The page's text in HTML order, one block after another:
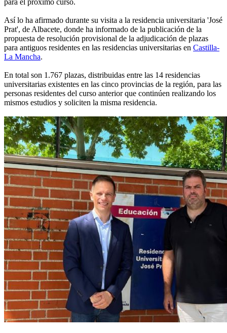
para el próximo curso.
Así lo ha afirmado durante su visita a la residencia universitaria 'José
Prat', de Albacete, donde ha informado de la publicación de la
propuesta de resolución provisional de la adjudicación de plazas
para antiguos residentes en las residencias universitarias en Castilla-
La Mancha.
En total son 1.767 plazas, distribuidas entre las 14 residencias
universitarias existentes en las cinco provincias de la región, para las
personas residentes del curso anterior que continúen realizando los
mismos estudios y soliciten la misma residencia.